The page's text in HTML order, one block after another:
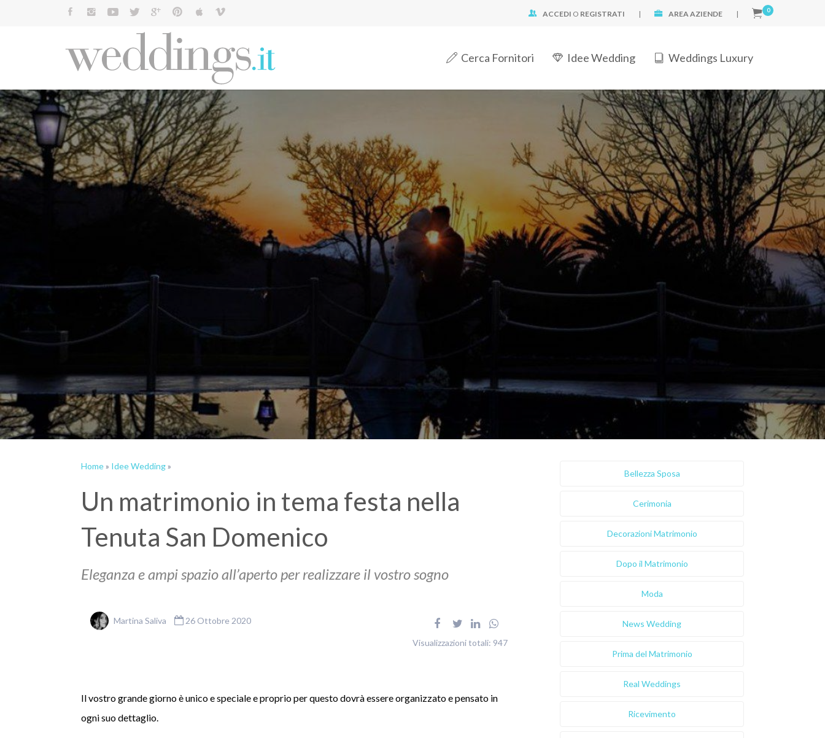
ACCEDI O REGISTRATI | AREA AZIENDE | 0
Cerca Fornitori Idee Wedding Weddings Luxury
Cerca:
Home» Idee Wedding»
Un matrimonio in tema festa nella
Tenuta San Domenico
Eleganza e ampi spazio all’aperto per realizzare il vostro sogno
Martina Saliva 26 Ottobre 2020
Visualizzazioni totali: 947
Il vostro grande giorno è unico e speciale e proprio per questo dovrà essere organizzato e pensato in
ogni suo dettaglio.
Bellezza Sposa
Cerimonia
Decorazioni Matrimonio
Dopo il Matrimonio
Moda
News Wedding
Prima del Matrimonio
Real Weddings
Ricevimento